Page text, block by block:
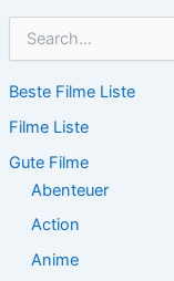
h
n
n
Beste Filme Liste
Filme Liste
Gute Filme
Abenteuer
Action
Anime